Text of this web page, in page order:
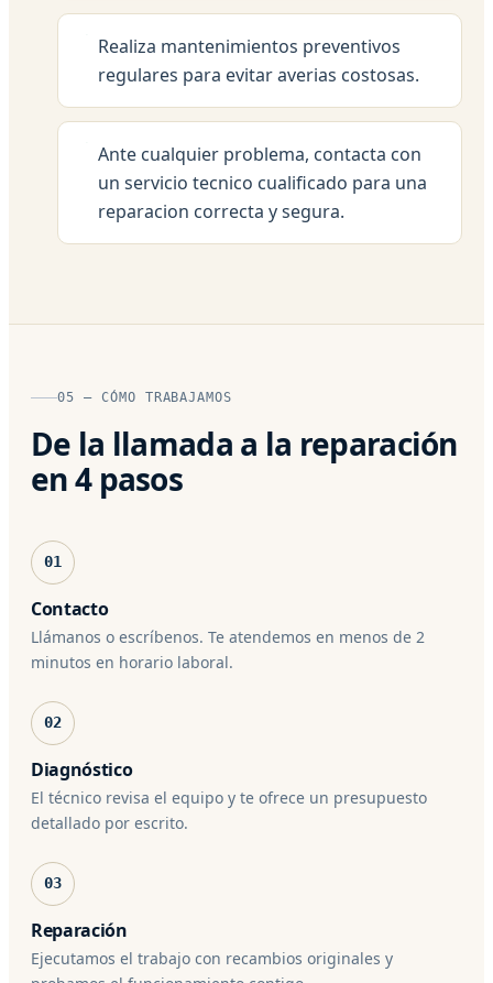
Realiza mantenimientos preventivos
regulares para evitar averias costosas.
Ante cualquier problema, contacta con
un servicio tecnico cualificado para una
reparacion correcta y segura.
05 — CÓMO TRABAJAMOS
De la llamada a la reparación
en 4 pasos
01
Contacto
Llámanos o escríbenos. Te atendemos en menos de 2
minutos en horario laboral.
02
Diagnóstico
El técnico revisa el equipo y te ofrece un presupuesto
detallado por escrito.
03
Reparación
Ejecutamos el trabajo con recambios originales y